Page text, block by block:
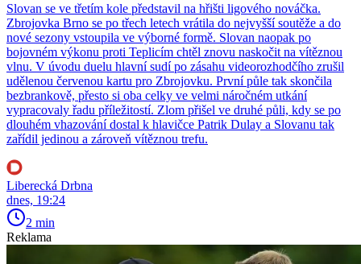
Slovan se ve třetím kole představil na hřišti ligového nováčka.
Zbrojovka Brno se po třech letech vrátila do nejvyšší soutěže a do
nové sezony vstoupila ve výborné formě. Slovan naopak po
bojovném výkonu proti Teplicím chtěl znovu naskočit na vítěznou
vlnu. V úvodu duelu hlavní sudí po zásahu videorozhodčího zrušil
udělenou červenou kartu pro Zbrojovku. První půle tak skončila
bezbrankově, přesto si oba celky ve velmi náročném utkání
vypracovaly řadu příležitostí. Zlom přišel ve druhé půli, kdy se po
dlouhém vhazování dostal k hlavičce Patrik Dulay a Slovanu tak
zařídil jedinou a zároveň vítěznou trefu.
Liberecká Drbna
dnes, 19:24
2 min
Reklama